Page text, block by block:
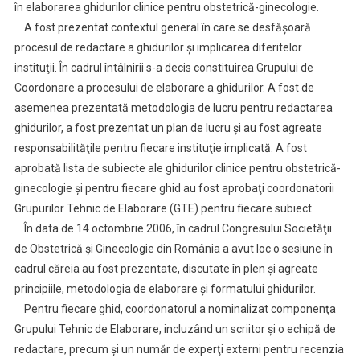
în elaborarea ghidurilor clinice pentru obstetrică-ginecologie.
A fost prezentat contextul general în care se desfăşoară
procesul de redactare a ghidurilor şi implicarea diferitelor
instituţii. În cadrul întâlnirii s-a decis constituirea Grupului de
Coordonare a procesului de elaborare a ghidurilor. A fost de
asemenea prezentată metodologia de lucru pentru redactarea
ghidurilor, a fost prezentat un plan de lucru şi au fost agreate
responsabilităţile pentru fiecare instituţie implicată. A fost
aprobată lista de subiecte ale ghidurilor clinice pentru obstetrică-
ginecologie şi pentru fiecare ghid au fost aprobaţi coordonatorii
Grupurilor Tehnic de Elaborare (GTE) pentru fiecare subiect.
În data de 14 octombrie 2006, în cadrul Congresului Societăţii
de Obstetrică şi Ginecologie din România a avut loc o sesiune în
cadrul căreia au fost prezentate, discutate în plen şi agreate
principiile, metodologia de elaborare şi formatului ghidurilor.
Pentru fiecare ghid, coordonatorul a nominalizat componenţa
Grupului Tehnic de Elaborare, incluzând un scriitor şi o echipă de
redactare, precum şi un număr de experţi externi pentru recenzia